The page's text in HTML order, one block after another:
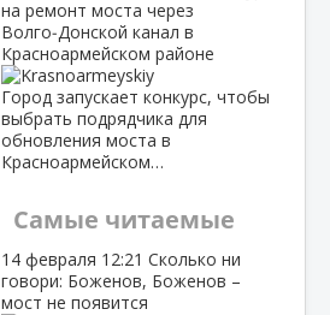
на ремонт моста через
Волго‑Донской канал в
Красноармейском районе
Город запускает конкурс, чтобы
выбрать подрядчика для
обновления моста в
Красноармейском…
Самые читаемые
14 февраля 12:21 Сколько ни
говори: Боженов, Боженов –
мост не появится